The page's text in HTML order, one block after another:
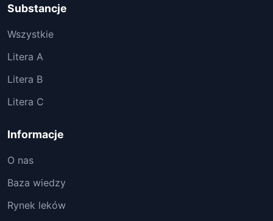
Substancje
Wszystkie
Litera A
Litera B
Litera C
Informacje
O nas
Baza wiedzy
Rynek leków